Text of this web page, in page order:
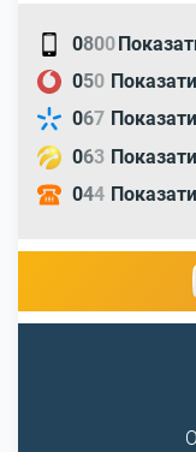
0800
050
067
063
044